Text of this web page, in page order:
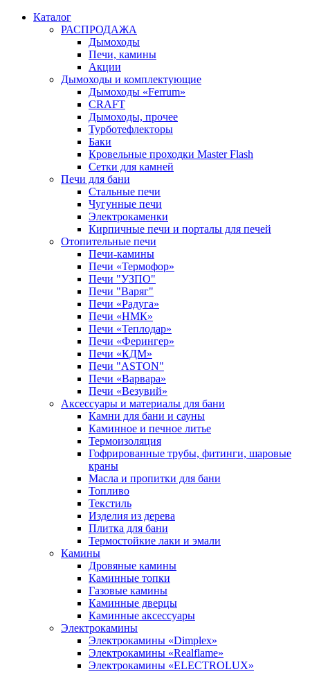
Каталог
РАСПРОДАЖА
Дымоходы
Печи, камины
Акции
Дымоходы и комплектующие
Дымоходы «Ferrum»
CRAFT
Дымоходы, прочее
Турботефлекторы
Баки
Кровельные проходки Master Flash
Сетки для камней
Печи для бани
Стальные печи
Чугунные печи
Электрокаменки
Кирпичные печи и порталы для печей
Отопительные печи
Печи-камины
Печи «Термофор»
Печи "УЗПО"
Печи "Варяг"
Печи «Радуга»
Печи «НМК»
Печи «Теплодар»
Печи «Ферингер»
Печи «КДМ»
Печи "ASTON"
Печи «Варвара»
Печи «Везувий»
Аксессуары и материалы для бани
Камни для бани и сауны
Каминное и печное литье
Термоизоляция
Гофрированные трубы, фитинги, шаровые
краны
Масла и пропитки для бани
Топливо
Текстиль
Изделия из дерева
Плитка для бани
Термостойкие лаки и эмали
Камины
Дровяные камины
Каминные топки
Газовые камины
Каминные дверцы
Каминные аксессуары
Электрокамины
Электрокамины «Dimplex»
Электрокамины «Realflame»
Электрокамины «ELECTROLUX»